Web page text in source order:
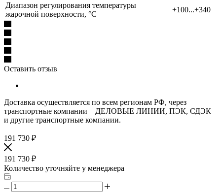
Диапазон регулирования температуры
жарочной поверхности, °С
+100...+340
Оставить отзыв
Доставка осуществляется по всем регионам РФ, через
транспортные компании – ДЕЛОВЫЕ ЛИНИИ, ПЭК, СДЭК
и другие транспортные компании.
191 730 ₽
191 730 ₽
Количество уточняйте у менеджера